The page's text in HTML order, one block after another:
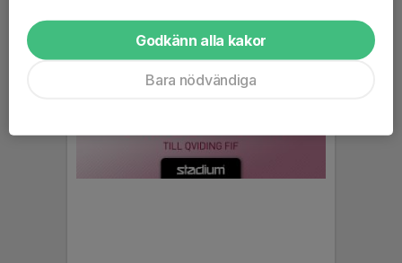
Godkänn alla kakor
Bara nödvändiga